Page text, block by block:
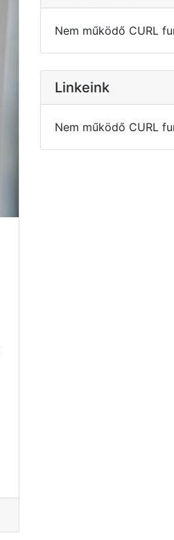
Nem működő CURL
Linkeink
Nem működő CURL